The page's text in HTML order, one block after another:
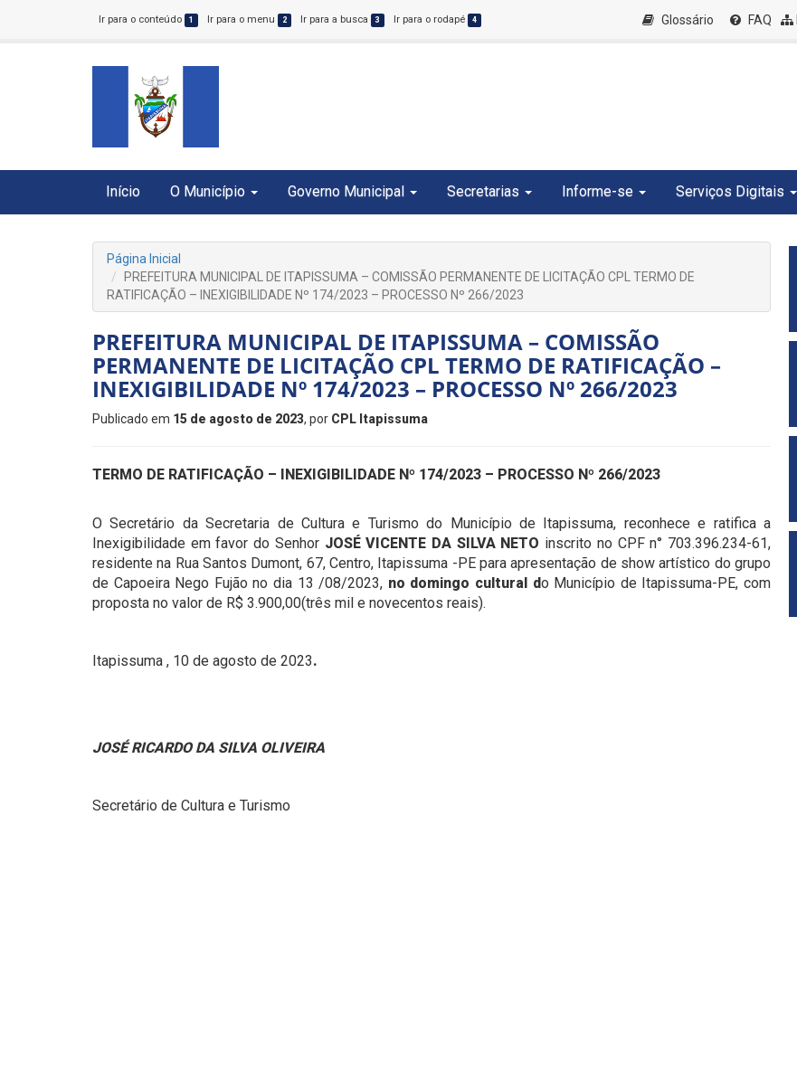
Ir para o conteúdo 1 Ir para o menu 2 Ir para a busca 3 Ir para o rodapé 4 Glossário FAQ
Início O Município Governo Municipal Secretarias Informe-se Serviços Digitais
Página Inicial
PREFEITURA MUNICIPAL DE ITAPISSUMA – COMISSÃO PERMANENTE DE LICITAÇÃO CPL TERMO DE
RATIFICAÇÃO – INEXIGIBILIDADE Nº 174/2023 – PROCESSO Nº 266/2023
PREFEITURA MUNICIPAL DE ITAPISSUMA – COMISSÃO
PERMANENTE DE LICITAÇÃO CPL TERMO DE RATIFICAÇÃO –
INEXIGIBILIDADE Nº 174/2023 – PROCESSO Nº 266/2023
Publicado em 15 de agosto de 2023, por CPL Itapissuma
TERMO DE RATIFICAÇÃO – INEXIGIBILIDADE Nº 174/2023 – PROCESSO Nº 266/2023
O Secretário da Secretaria de Cultura e Turismo do Município de Itapissuma, reconhece e ratifica a
Inexigibilidade em favor do Senhor JOSÉ VICENTE DA SILVA NETO inscrito no CPF n° 703.396.234-61,
residente na Rua Santos Dumont, 67, Centro, Itapissuma -PE para apresentação de show artístico do grupo
de Capoeira Nego Fujão no dia 13 /08/2023, no domingo cultural do Município de Itapissuma-PE, com
proposta no valor de R$ 3.900,00(três mil e novecentos reais).
Itapissuma , 10 de agosto de 2023.
JOSÉ RICARDO DA SILVA OLIVEIRA
Secretário de Cultura e Turismo